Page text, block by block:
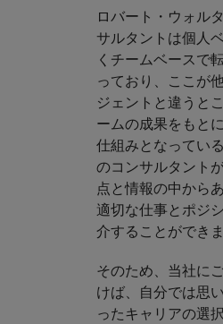
ロバート・ウォル
サルタントは個人
くチームベースで
っており、ここが
ジェントと違うと
ームの成果をもと
仕組みとなってい
のコンサルタント
点と情報の中から
適切な仕事とポジ
介することができま
そのため、当社に
けば、自分では思
ったキャリアの選